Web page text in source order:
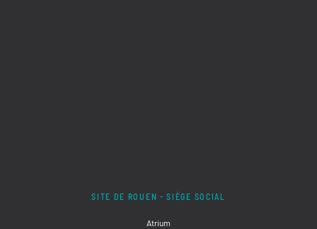
SITE DE ROUEN - SIÈGE SOCIAL
Atrium